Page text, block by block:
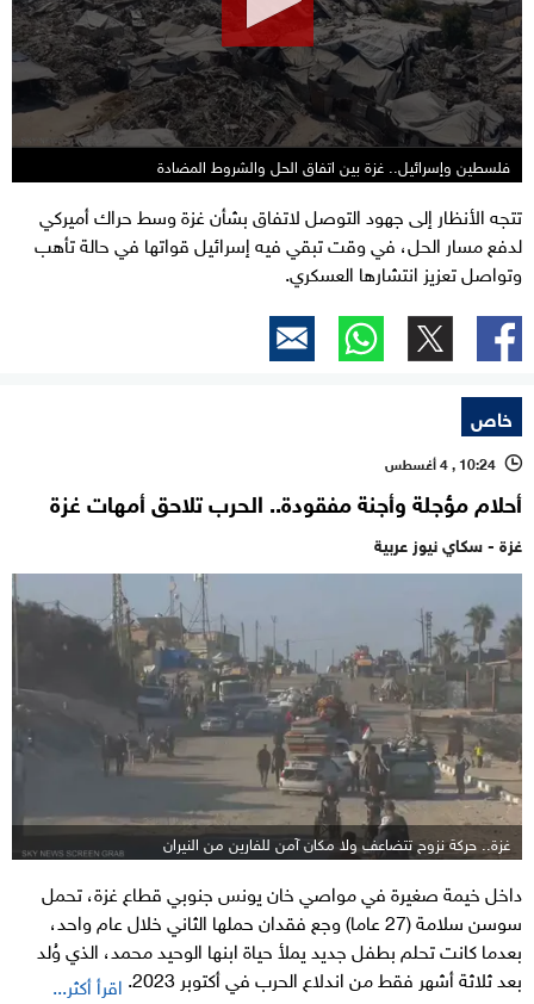
فلسطين وإسرائيل.. غزة بين اتفاق الحل والشروط المضادة
تتجه الأنظار إلى جهود التوصل لاتفاق بشأن غزة وسط حراك أميركي
لدفع مسار الحل، في وقت تبقي فيه إسرائيل قواتها في حالة تأهب
وتواصل تعزيز انتشارها العسكري.
خاص
l 10:24 , 4 أغسطس
أحلام مؤجلة وأجنة مفقودة.. الحرب تلاحق أمهات غزة
غزة - سكاي نيوز عربية
غزة.. حركة نزوح تتضاعف ولا مكان آمن للفارين من النيران
داخل خيمة صغيرة في مواصي خان يونس جنوبي قطاع غزة، تحمل
سوسن سلامة (27 عاما) وجع فقدان حملها الثاني خلال عام واحد،
بعدما كانت تحلم بطفل جديد يملأ حياة ابنها الوحيد محمد، الذي وُلد
بعد ثلاثة أشهر فقط من اندلاع الحرب في أكتوبر 2023.
اقرأ أكثر...